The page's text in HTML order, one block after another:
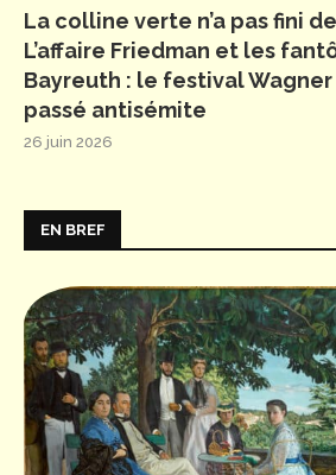
La colline verte n’a pas fini
L’affaire Friedman et les
Bayreuth : le festival
passé antisémite
26 juin 2026
EN BREF